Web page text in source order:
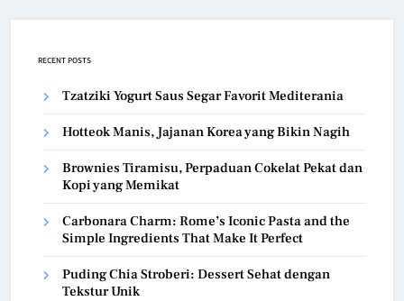
RECENT POSTS
Tzatziki Yogurt Saus Segar Favorit Mediterania
Hotteok Manis, Jajanan Korea yang Bikin Nagih
Brownies Tiramisu, Perpaduan Cokelat Pekat dan
Kopi yang Memikat
Carbonara Charm: Rome’s Iconic Pasta and the
Simple Ingredients That Make It Perfect
Puding Chia Stroberi: Dessert Sehat dengan
Tekstur Unik